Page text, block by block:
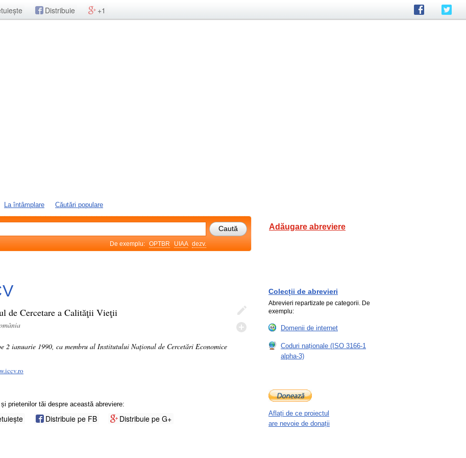
Distribuie +1
La întâmplare Căutări populare
De exemplu: OPTBR UIAA dezv.
Adăugare abreviere
de Cercetare a Calităţii Vieţii
2 ianuarie 1990, ca membru al Institutului Național de Cercetări Economice
prietenilor tăi despre această abreviere:
Distribuie pe FB Distribuie pe G+
Colecții de abrevieri
Abrevieri repartizate pe categorii. De
exemplu:
Domenii de internet
Coduri naționale (ISO 3166-1
alpha-3)
Aflați de ce proiectul
are nevoie de donații